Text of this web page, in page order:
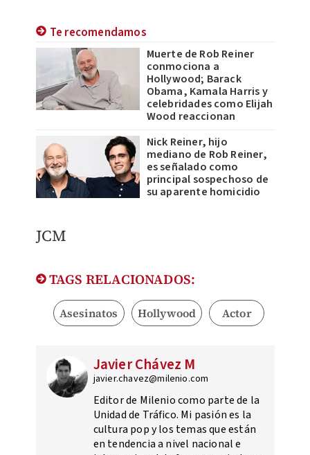
Te recomendamos
Muerte de Rob Reiner
conmociona a
Hollywood; Barack
Obama, Kamala Harris y
celebridades como Elijah
Wood reaccionan
Nick Reiner, hijo
mediano de Rob Reiner,
es señalado como
principal sospechoso de
su aparente homicidio
JCM
TAGS RELACIONADOS:
Asesinatos Hollywood Actor
Javier Chávez M
javier.chavez@milenio.com
Editor de Milenio como parte de la
Unidad de Tráfico. Mi pasión es la
cultura pop y los temas que están
en tendencia a nivel nacional e